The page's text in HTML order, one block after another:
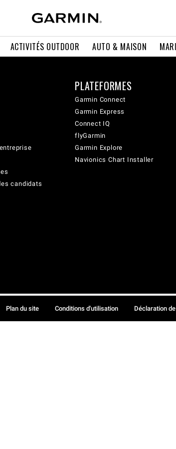
ACTIVITÉS OUTDOOR AUTO & MAISON
candidats
PLATEFORMES
Garmin Connect
Garmin Express
Connect IQ
flyGarmin
Garmin Explore
Navionics Chart Installer
Plan du site Conditions d'utilisation Déclaration